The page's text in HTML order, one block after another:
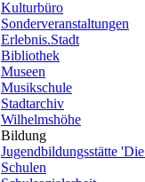
Kulturbüro
Sonderveranstaltungen
Erlebnis.Stadt
Bibliothek
Museen
Musikschule
Stadtarchiv
Wilhelmshöhe
Bildung
Jugendbildungsstätte
Schulen